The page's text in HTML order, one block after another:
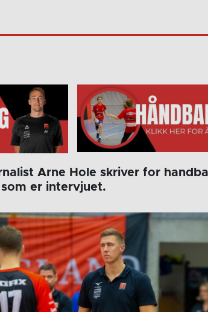
Arne Hole skriver for
er intervjuet.